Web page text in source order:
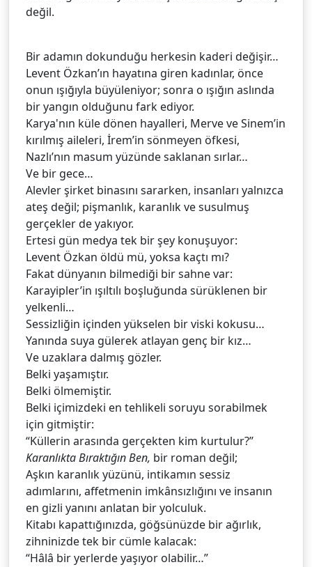
değil.
Bir adamın dokunduğu herkesin kaderi değişir…
Levent Özkan’ın hayatına giren kadınlar, önce
onun ışığıyla büyüleniyor; sonra o ışığın aslında
bir yangın olduğunu fark ediyor.
Karya'nın küle dönen hayalleri, Merve ve Sinem’in
kırılmış aileleri, İrem’in sönmeyen öfkesi,
Nazlı’nın masum yüzünde saklanan sırlar…
Ve bir gece…
Alevler şirket binasını sararken, insanları yalnızca
ateş değil; pişmanlık, karanlık ve susulmuş
gerçekler de yakıyor.
Ertesi gün medya tek bir şey konuşuyor:
Levent Özkan öldü mü, yoksa kaçtı mı?
Fakat dünyanın bilmediği bir sahne var:
Karayipler’in ışıltılı boşluğunda sürüklenen bir
yelkenli…
Sessizliğin içinden yükselen bir viski kokusu…
Yanında suya gülerek atlayan genç bir kız…
Ve uzaklara dalmış gözler.
Belki yaşamıştır.
Belki ölmemiştir.
Belki içimizdeki en tehlikeli soruyu sorabilmek
için gitmiştir:
“Küllerin arasında gerçekten kim kurtulur?”
Karanlıkta Bıraktığın Ben, bir roman değil;
Aşkın karanlık yüzünü, intikamın sessiz
adımlarını, affetmenin imkânsızlığını ve insanın
en gizli yanını anlatan bir yolculuk.
Kitabı kapattığınızda, göğsünüzde bir ağırlık,
zihninizde tek bir cümle kalacak:
“Hâlâ bir yerlerde yaşıyor olabilir…”